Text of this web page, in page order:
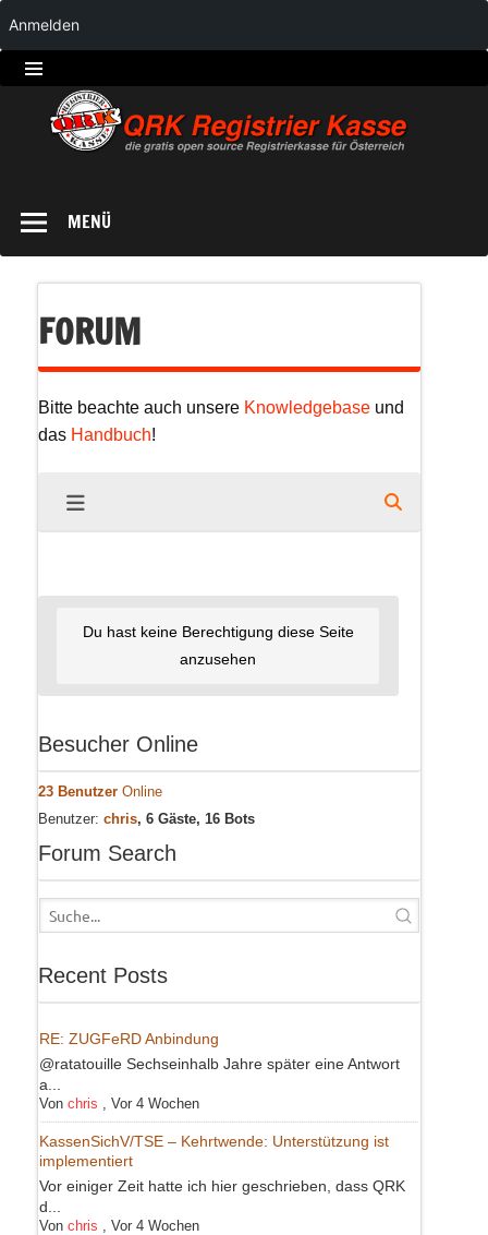
QRK
MENÜ
FORUM
Bitte beachte auch unsere Knowledgebase und
das Handbuch!
Du hast keine Berechtigung diese Seite
anzusehen
Besucher Online
23 Benutzer Online
Benutzer: chris, 6 Gäste, 16 Bots
Forum Search
Recent Posts
RE: ZUGFeRD Anbindung
@ratatouille Sechseinhalb Jahre später eine Antwort
a...
Von chris Vor 4 Wochen
KassenSichV/TSE – Kehrtwende: Unterstützung ist
implementiert
Vor einiger Zeit hatte ich hier geschrieben, dass QRK
d...
Von chris Vor 4 Wochen
Anmelden